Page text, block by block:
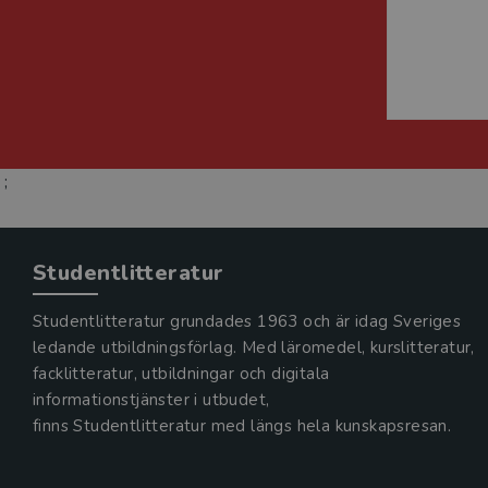
;
Studentlitteratur
Studentlitteratur grundades 1963 och är idag Sveriges
ledande utbildningsförlag. Med läromedel, kurslitteratur,
facklitteratur, utbildningar och digitala
informationstjänster i utbudet,
finns Studentlitteratur med längs hela kunskapsresan.